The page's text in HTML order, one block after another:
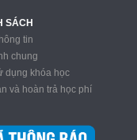
BI
SÁCH
tin
chung
dụng khóa học
và hoàn trả học phí